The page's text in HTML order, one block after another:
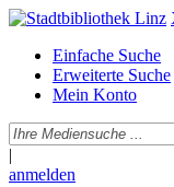
Einfache Suche
Erweiterte Suche
Mein Konto
|
anmelden